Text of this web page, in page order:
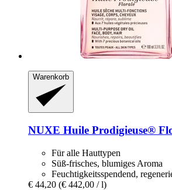
Warenkorb
NUXE Huile Prodigieuse®
Für alle Hauttypen
Süß-frisches, blumiges Aroma
Feuchtigkeitsspendend,
€ 44,20 (€ 442,00 / l)